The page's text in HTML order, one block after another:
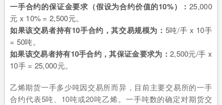
一手合约的保证金要求（假设为合约价值的10%）：25,000
元 x 10% = 2,500元。
如果该交易者持有10手合约，其交易规模为： 5吨/手 x 10手
= 50吨。
如果该交易者持有10手合约，其保证金要求为： 2,500元/手 x
10手 = 25,000元。
乙烯期货一手多少吨因交易所而异，目前主要交易所的一手
合约代表5吨、10吨或20吨乙烯。一手吨数的确定对期货交